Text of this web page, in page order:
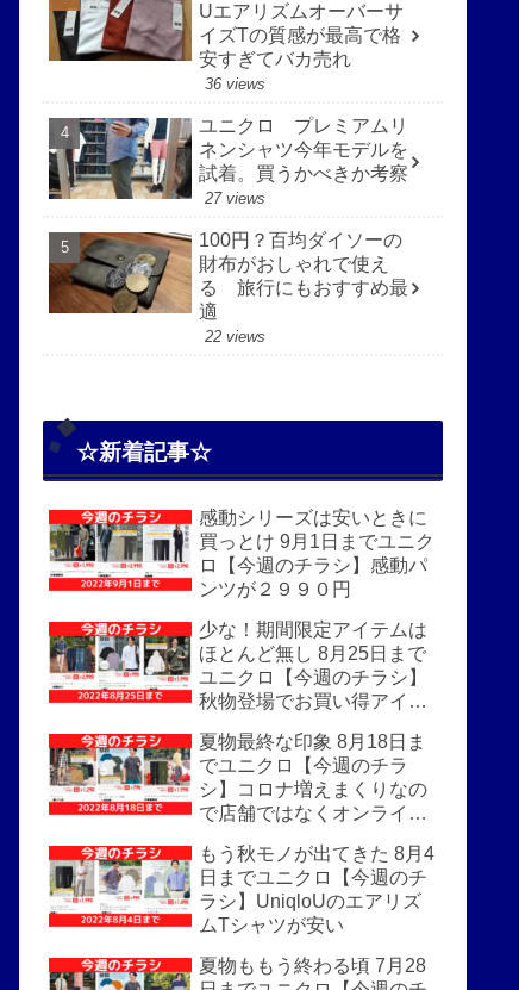
Uエアリズムオーバーサ
イズTの質感が最高で格
安すぎてバカ売れ
36 views
ユニクロ プレミアムリ
ネンシャツ今年モデルを
試着。買うかべきか考察
27 views
100円？百均ダイソーの
財布がおしゃれで使え
る 旅行にもおすすめ最
適
22 views
☆新着記事☆
感動シリーズは安いときに
買っとけ 9月1日までユニク
ロ【今週のチラシ】感動パ
ンツが２９９０円
少な！期間限定アイテムは
ほとんど無し 8月25日まで
ユニクロ【今週のチラシ】
秋物登場でお買い得アイテ
夏物最終な印象 8月18日ま
でユニクロ【今週のチラ
シ】コロナ増えまくりなの
で店舗ではなくオンライン
もう秋モノが出てきた 8月4
日までユニクロ【今週のチ
ラシ】UniqloUのエアリズ
ムTシャツが安い
夏物ももう終わる頃 7月28